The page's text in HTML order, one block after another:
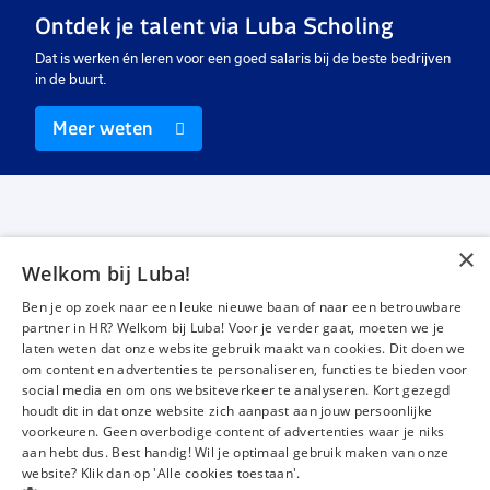
€ 15,50- € 17,50 p.u. € 2550 -€ 3000 p.m.
Ontdek je talent via Luba Scholing
Dat is werken én leren voor een goed salaris bij de beste bedrijven
in de buurt.
Meer weten
Werken bij Luba
Voor werkgevers
Mijn Luba
Contact
InstagramFacebookLinkedIn YouTube
×
Welkom bij Luba!
Ben je op zoek naar een leuke nieuwe baan of naar een betrouwbare
partner in HR? Welkom bij Luba! Voor je verder gaat, moeten we je
laten weten dat onze website gebruik maakt van cookies. Dit doen we
om content en advertenties te personaliseren, functies te bieden voor
social media en om ons websiteverkeer te analyseren. Kort gezegd
houdt dit in dat onze website zich aanpast aan jouw persoonlijke
voorkeuren. Geen overbodige content of advertenties waar je niks
aan hebt dus. Best handig! Wil je optimaal gebruik maken van onze
website? Klik dan op 'Alle cookies toestaan'.